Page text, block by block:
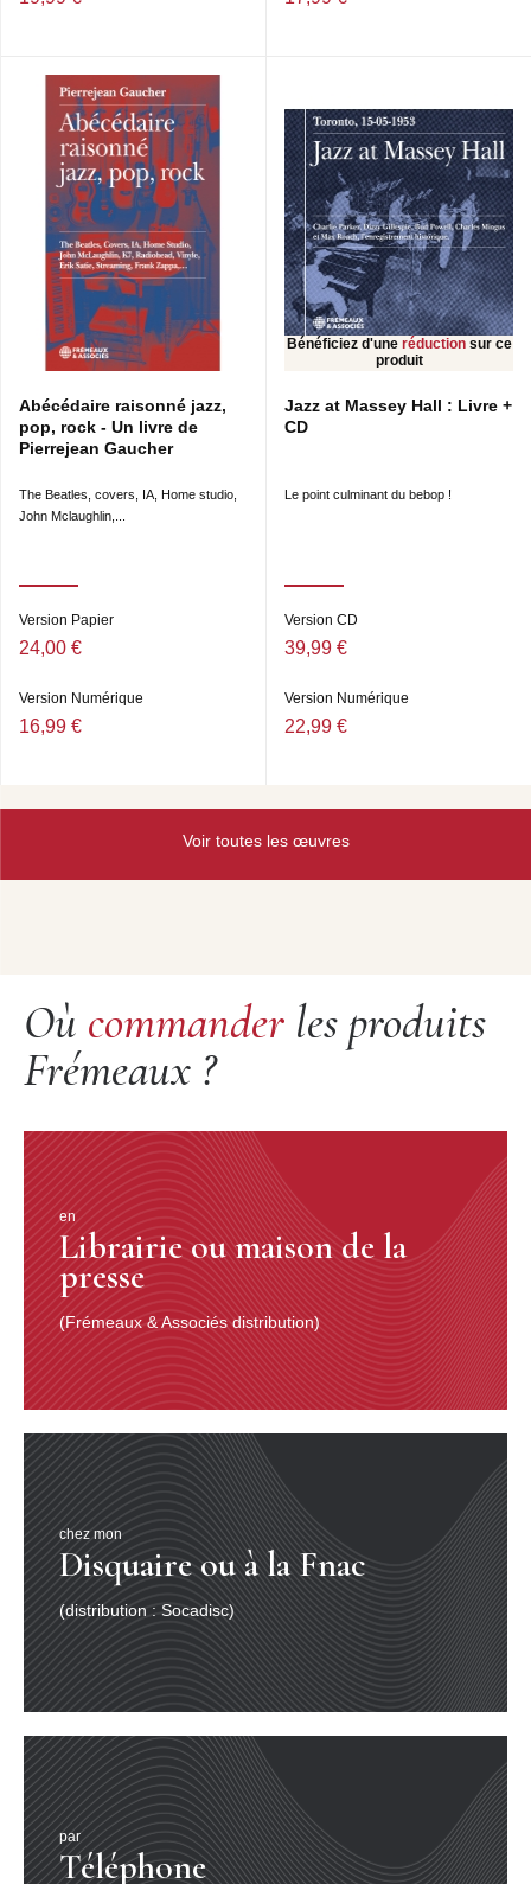
Abécédaire raisonné jazz,
pop, rock - Un livre de
Pierrejean Gaucher
The Beatles, covers, IA, Home studio,
John Mclaughlin,...
Version Papier
24,00 €
Version Numérique
16,99 €
Bénéficiez d'une réduction sur ce
produit
Jazz at Massey Hall : Livre +
CD
Le point culminant du bebop !
Version CD
39,99 €
Version Numérique
22,99 €
Voir toutes les œuvres
Où commander les produits
Frémeaux ?
par
Téléphone
en
Librairie ou maison de la
presse
(Frémeaux & Associés distribution)
chez mon
Disquaire ou à la Fnac
(distribution : Socadisc)